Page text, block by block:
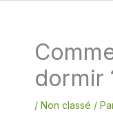
dormir
/ Non classé /